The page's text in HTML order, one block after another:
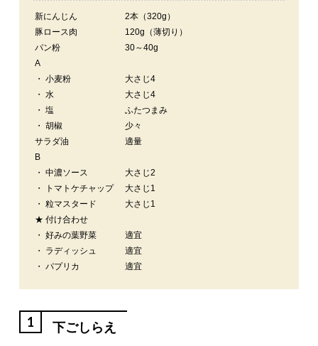
新にんじん
2本（320g）
豚ロース肉
120g（薄切り）
パン粉
30～40g
A
・ 小麦粉
大さじ4
・ 水
大さじ4
・ 塩
ふたつまみ
・ 胡椒
少々
サラダ油
適量
B
・ 中濃ソース
大さじ2
・ トマトケチャップ
大さじ1
・ 粒マスタード
大さじ1
★ 付け合わせ
・ 好みの葉野菜
適宜
・ ラディッシュ
適宜
・ パプリカ
適宜
1 下ごしらえ